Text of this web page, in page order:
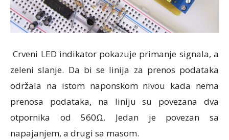
Crveni LED indikator pokazuje primanje signala, a
zeleni slanje. Da bi se linija za prenos podataka
održala na istom naponskom nivou kada nema
prenosa podataka, na liniju su povezana dva
otpornika od 560Ω. Jedan je povezan sa
napajanjem, a drugi sa masom.